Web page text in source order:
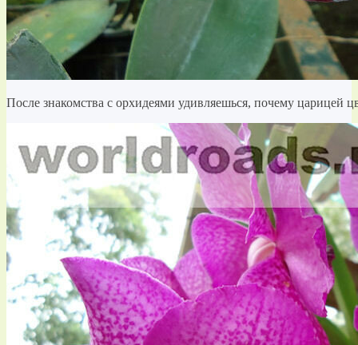
После знакомства с орхидеями удивляешься, почему царицей